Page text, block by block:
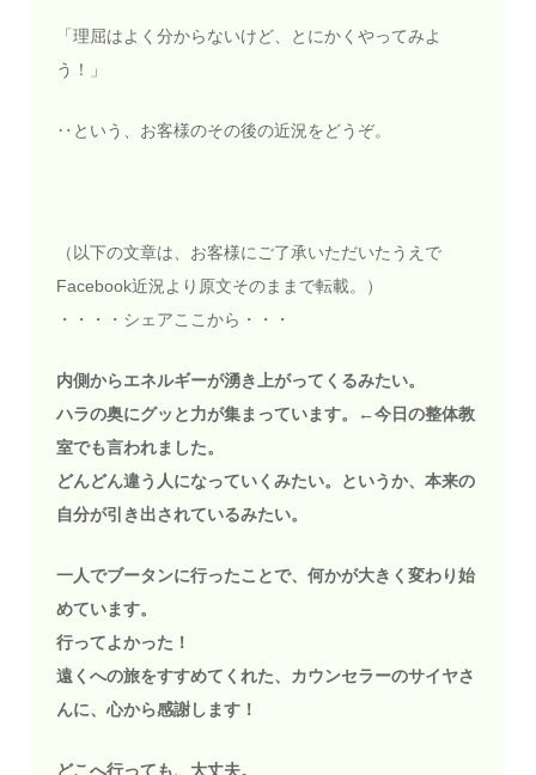
「理屈はよく分からないけど、とにかくやってみよ
う！」
‥という、お客様のその後の近況をどうぞ。
（以下の文章は、お客様にご了承いただいたうえで
Facebook近況より原文そのままで転載。）
・・・・シェアここから・・・
内側からエネルギーが湧き上がってくるみたい。
ハラの奥にグッと力が集まっています。←今日の整体教
室でも言われました。
どんどん違う人になっていくみたい。というか、本来の
自分が引き出されているみたい。
一人でブータンに行ったことで、何かが大きく変わり始
めています。
行ってよかった！
遠くへの旅をすすめてくれた、カウンセラーのサイヤさ
んに、心から感謝します！
どこへ行っても、大丈夫。